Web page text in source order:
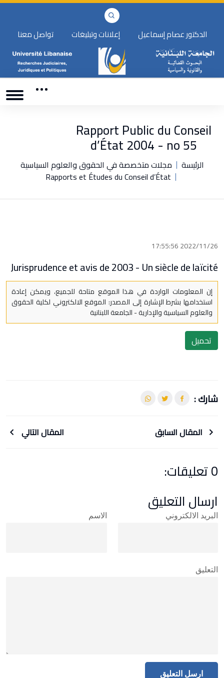
الدكتور عصام إسماعيل إعلانات وتبليغات تواصل معنا
Rapport Public du Conseil
d’État 2004 - no 55
الرئيسة
مجلات متخصصة في الحقوق والعلوم السياسية
Rapports et Études du Conseil d’État
2022/11/26 17:55:56
Jurisprudence et avis de 2003 - Un siècle de laïcité
إن المعلومات الواردة في هذا الموقع متاحة للجميع، ويمكن إعادة
استخدامها بشرط الإشارة إلى المصدر: الموقع الالكتروني لكلية الحقوق
والعلوم السياسية والإدارية - الجامعة اللبنانية
تحميل
شارك :
المقال السابق المقال التالي
0 تعليقات:
ارسال التعليق
الاسم البريد الالكتروني
التعليق